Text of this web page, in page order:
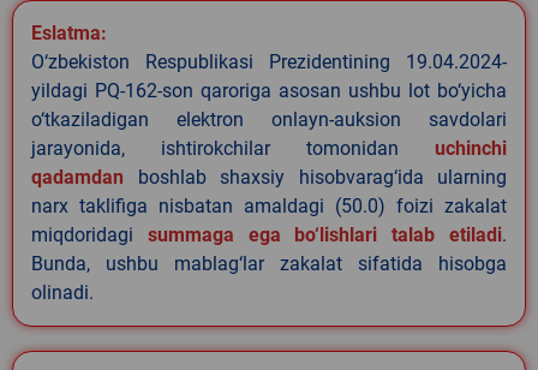
Eslatma:
O‘zbekiston Respublikasi Prezidentining 19.04.2024-
yildagi PQ-162-son qaroriga asosan ushbu lot bo‘yicha
o‘tkaziladigan elektron onlayn-auksion savdolari
jarayonida, ishtirokchilar tomonidan uchinchi
qadamdan boshlab shaxsiy hisobvarag‘ida ularning
narx taklifiga nisbatan amaldagi (50.0) foizi zakalat
miqdoridagi summaga ega bo‘lishlari talab etiladi.
Bunda, ushbu mablag‘lar zakalat sifatida hisobga
olinadi.